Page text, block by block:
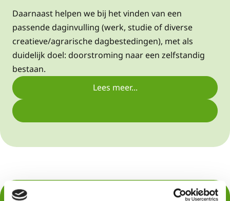
Daarnaast helpen we bij het vinden van een
passende daginvulling (werk, studie of diverse
creatieve/agrarische dagbestedingen), met als
duidelijk doel: doorstroming naar een zelfstandig
bestaan.
Lees meer...